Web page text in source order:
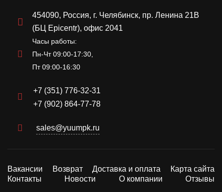
454090, Россия, г. Челябинск, пр. Ленина 21В
(БЦ Epicentr), офис 2041
Часы работы:
Пн-Чт 09:00-17:30,
Пт 09:00-16:30
+7 (351) 776-32-31
+7 (902) 864-77-78
sales@yuumpk.ru
Вакансии Возврат Доставка и оплата
Карта сайта
Контакты
Новости О компании Отзывы